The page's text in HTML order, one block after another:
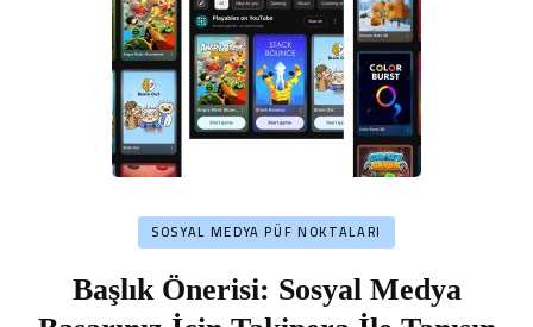
SOSYAL MEDYA PÜF NOKTALARI
Başlık Önerisi: Sosyal Medya